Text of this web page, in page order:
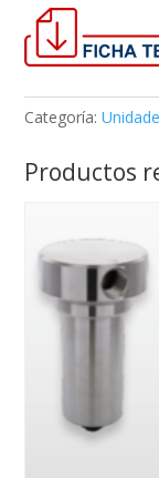
Categoría:
Productos